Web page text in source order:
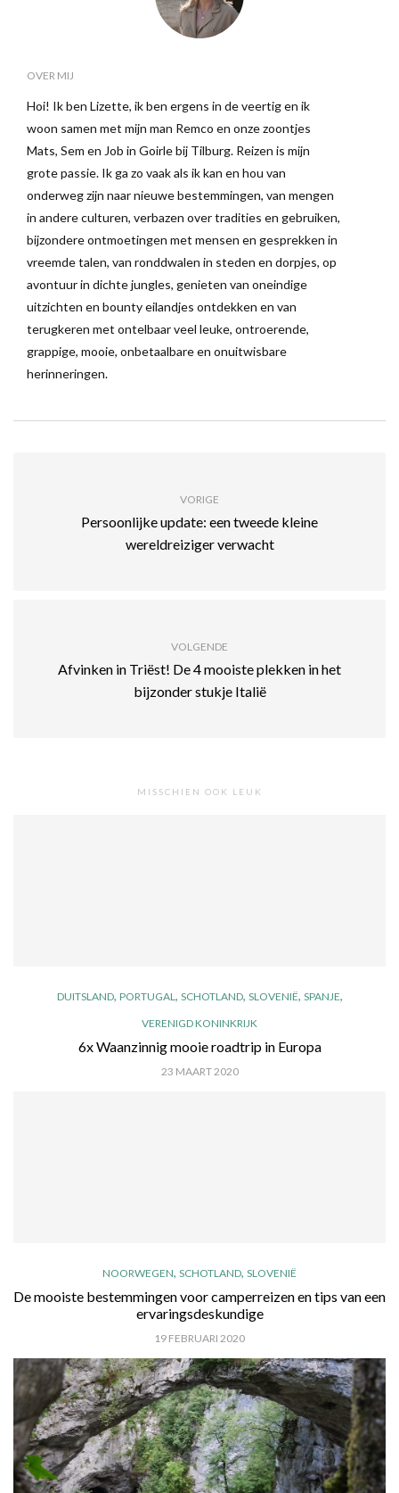
OVER MIJ
Hoi! Ik ben Lizette, ik ben ergens in de veertig en ik
woon samen met mijn man Remco en onze zoontjes
Mats, Sem en Job in Goirle bij Tilburg. Reizen is mijn
grote passie. Ik ga zo vaak als ik kan en hou van
onderweg zijn naar nieuwe bestemmingen, van mengen
in andere culturen, verbazen over tradities en gebruiken,
bijzondere ontmoetingen met mensen en gesprekken in
vreemde talen, van ronddwalen in steden en dorpjes, op
avontuur in dichte jungles, genieten van oneindige
uitzichten en bounty eilandjes ontdekken en van
terugkeren met ontelbaar veel leuke, ontroerende,
grappige, mooie, onbetaalbare en onuitwisbare
herinneringen.
VORIGE
Persoonlijke update: een tweede kleine
wereldreiziger verwacht
VOLGENDE
Afvinken in Triëst! De 4 mooiste plekken in het
bijzonder stukje Italië
MISSCHIEN OOK LEUK
DUITSLAND, PORTUGAL , SCHOTLAND, SLOVENIË, SPANJE,
VERENIGD KONINKRIJK
6x Waanzinnig mooie roadtrip in Europa
23 MAART 2020
NOORWEGEN, SCHOTLAND, SLOVENIË
De mooiste bestemmingen voor camperreizen en tips van een
ervaringsdeskundige
19 FEBRUARI 2020